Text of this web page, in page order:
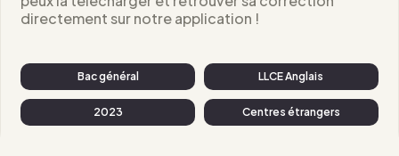
directement sur notre application !
Bac général LLCE Anglais
2023 Centres étrangers